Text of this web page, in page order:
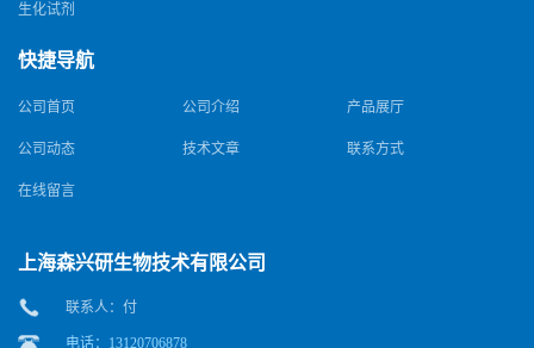
生化试剂
快捷导航
公司首页 公司介绍 产品展厅
公司动态 技术文章 联系方式
在线留言
上海森兴研生物技术有限公司
联系人：付
电话：13120706878